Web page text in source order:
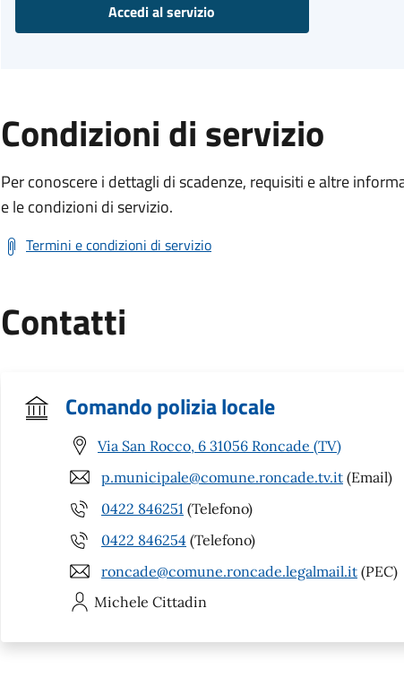
Accedi al servizio
Condizioni di servizio
Per conoscere i dettagli di scadenze, requisiti e altre
e le condizioni di servizio.
Termini e condizioni di servizio
Contatti
Comando polizia locale
Via San Rocco, 6 31056 Roncade (TV)
p.municipale@comune.roncade.tv.it (Email)
0422 846251 (Telefono)
0422 846254 (Telefono)
roncade@comune.roncade.legalmail.it (PEC)
Michele Cittadin